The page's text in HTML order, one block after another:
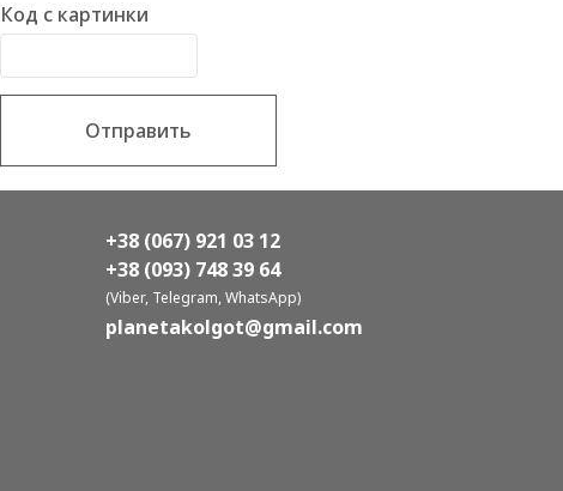
Код с картинки
Отправить
+38 (067) 921 03 12
+38 (093) 748 39 64
(Viber, Telegram, WhatsApp)
planetakolgot@gmail.com